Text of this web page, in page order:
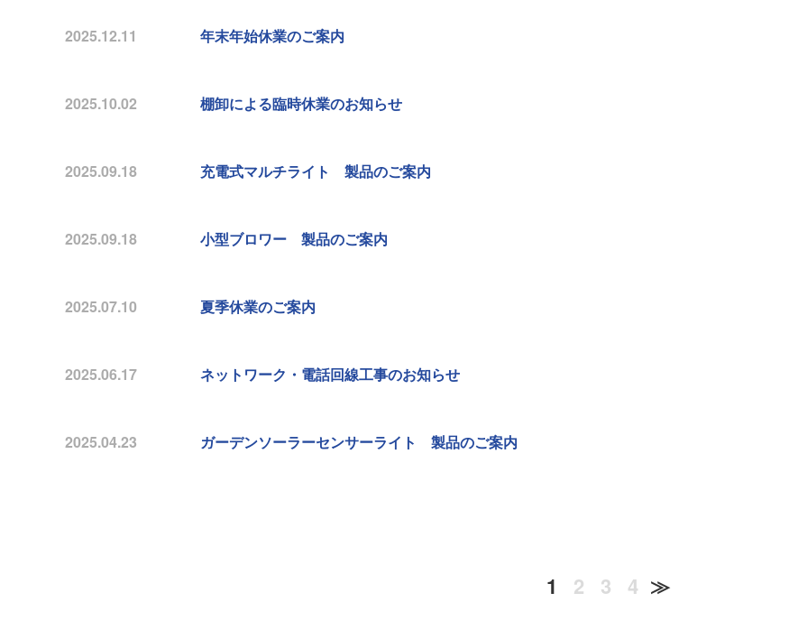
2025.12.11 年末年始休業のご案内
2025.10.02 棚卸による臨時休業のお知らせ
2025.09.18 充電式マルチライト 製品のご案内
2025.09.18 小型ブロワー 製品のご案内
2025.07.10 夏季休業のご案内
2025.06.17 ネットワーク・電話回線工事のお知らせ
2025.04.23 ガーデンソーラーセンサーライト 製品のご案内
1 2 3 4 ≫